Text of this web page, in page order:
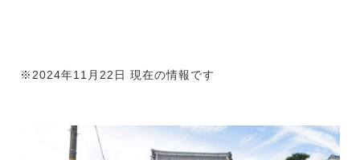
※2024年11月22日 現在の情報です